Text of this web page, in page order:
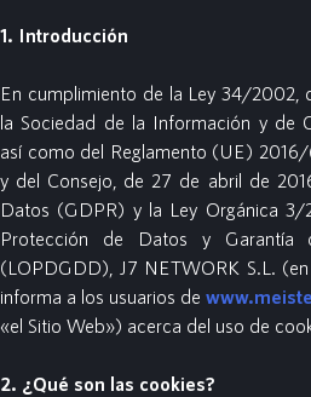
1. Introducción
En cumplimiento de la Ley 34/2002,
la Sociedad de la Información y de
así como del Reglamento (UE)
y del Consejo, de 27 de abril de
Datos (GDPR) y la Ley Orgánica
Protección de Datos y Garantía
(LOPDGDD), J7 NETWORK S.L.
informa a los usuarios de
«el Sitio Web») acerca del uso de
2. ¿Qué son las cookies?